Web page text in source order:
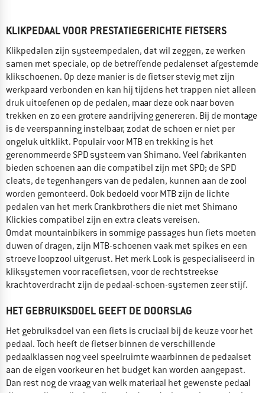
KLIKPEDAAL VOOR PRESTATIEGERICHTE FIETSERS
Klikpedalen zijn systeempedalen, dat wil zeggen, ze werken
samen met speciale, op de betreffende pedalenset afgestemde
klikschoenen. Op deze manier is de fietser stevig met zijn
werkpaard verbonden en kan hij tijdens het trappen niet alleen
druk uitoefenen op de pedalen, maar deze ook naar boven
trekken en zo een grotere aandrijving genereren. Bij de montage
is de veerspanning instelbaar, zodat de schoen er niet per
ongeluk uitklikt. Populair voor MTB en trekking is het
gerenommeerde SPD systeem van Shimano. Veel fabrikanten
bieden schoenen aan die compatibel zijn met SPD; de SPD
cleats, de tegenhangers van de pedalen, kunnen aan de zool
worden gemonteerd. Ook bedoeld voor MTB zijn de lichte
pedalen van het merk Crankbrothers die niet met Shimano
Klickies compatibel zijn en extra cleats vereisen.
Omdat mountainbikers in sommige passages hun fiets moeten
duwen of dragen, zijn MTB-schoenen vaak met spikes en een
stroeve loopzool uitgerust. Het merk Look is gespecialiseerd in
kliksystemen voor racefietsen, voor de rechtstreekse
krachtoverdracht zijn de pedaal-schoen-systemen zeer stijf.
HET GEBRUIKSDOEL GEEFT DE DOORSLAG
Het gebruiksdoel van een fiets is cruciaal bij de keuze voor het
pedaal. Toch heeft de fietser binnen de verschillende
pedaalklassen nog veel speelruimte waarbinnen de pedaalset
aan de eigen voorkeur en het budget kan worden aangepast.
Dan rest nog de vraag van welk materiaal het gewenste pedaal